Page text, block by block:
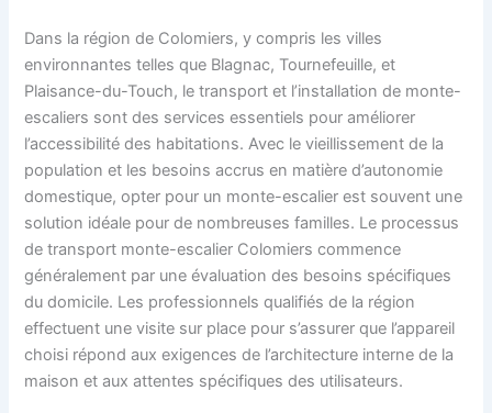
Dans la région de Colomiers, y compris les villes
environnantes telles que Blagnac, Tournefeuille, et
Plaisance-du-Touch, le transport et l’installation de monte-
escaliers sont des services essentiels pour améliorer
l’accessibilité des habitations. Avec le vieillissement de la
population et les besoins accrus en matière d’autonomie
domestique, opter pour un monte-escalier est souvent une
solution idéale pour de nombreuses familles. Le processus
de transport monte-escalier Colomiers commence
généralement par une évaluation des besoins spécifiques
du domicile. Les professionnels qualifiés de la région
effectuent une visite sur place pour s’assurer que l’appareil
choisi répond aux exigences de l’architecture interne de la
maison et aux attentes spécifiques des utilisateurs.